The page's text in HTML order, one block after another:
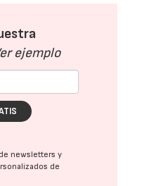
ejemplo
newsletters y
de